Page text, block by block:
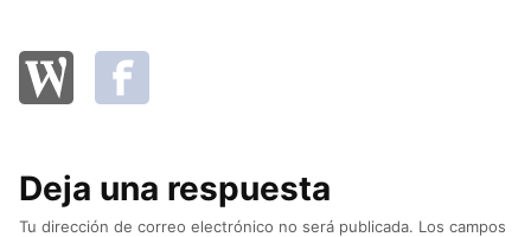
Deja una respuesta
Tu dirección de correo electrónico no será publicada. Los campos